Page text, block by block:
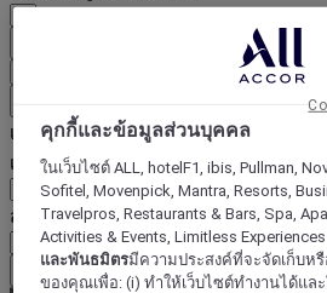
เลือกสกุลเงินด้านล่าง
เขตภูมิศาสตร์
สกุลเงิน
ยืนยันสกุลเงิน
คุกกี้และข้อมูลส่วนบุคคล
ในเว็บไซต์ ALL, hotelF1, ibis, Pullman,
Sofitel, Movenpick, Mantra, Resorts,
Travelpros, Restaurants & Bars, Spa,
Activities & Events, Limitless
และพันธมิตรมีความประสงค์ที่จะจัดเก็บห
ของคุณเพื่อ: (i) ทำให้เว็บไซต์ทำงานได้แ